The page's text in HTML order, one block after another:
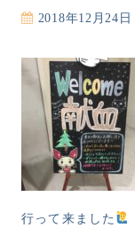
2018年12月24日
行って来ました